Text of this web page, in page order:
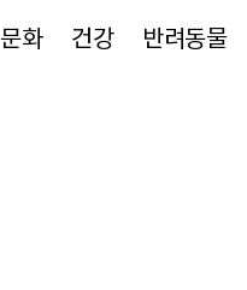
문화 건강 반려동물